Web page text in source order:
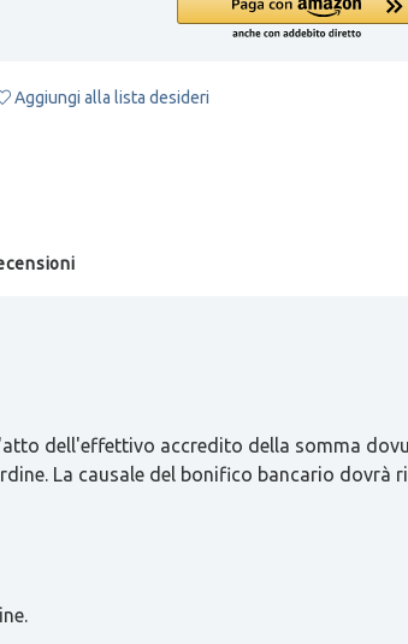
Aggiungi alla lista desideri
dell'effettivo accredito della somma
La causale del bonifico bancario dovrà